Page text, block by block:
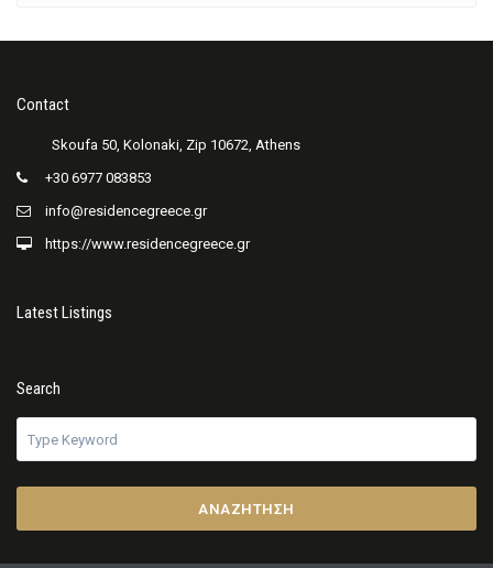
Contact
+30 6977 083853
info@residencegreece.gr
https://www.residencegreece.gr
Latest Listings
Search
ΑΝΑΖΉΤΗΣΗ